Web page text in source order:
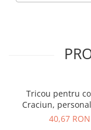
Tricou pentru
Craciun,
nume si om de
40,67 RON